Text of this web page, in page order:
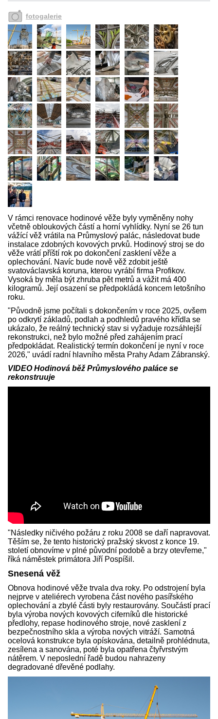
fotogalerie
V rámci renovace hodinové věže byly vyměněny nohy
včetně obloukových částí a horní vyhlídky. Nyní se 26 tun
vážící věž vrátila na Průmyslový palác, následovat bude
instalace zdobných kovových prvků. Hodinový stroj se do
věže vrátí příští rok po dokončení zasklení věže a
oplechování. Navíc bude nově věž zdobit ještě
svatováclavská koruna, kterou vyrábí firma Profikov.
Vysoká by měla být zhruba pět metrů a vážit má 400
kilogramů. Její osazení se předpokládá koncem letošního
roku.
"Původně jsme počítali s dokončením v roce 2025, ovšem
po odkrytí základů, podlah a podhledů pravého křídla se
ukázalo, že reálný technický stav si vyžaduje rozsáhlejší
rekonstrukci, než bylo možné před zahájením prací
předpokládat. Realistický termín dokončení je nyní v roce
2026," uvádí radní hlavního města Prahy Adam Zábranský.
VIDEO Hodinová běž Průmyslového paláce se
rekonstruuje
"Následky ničivého požáru z roku 2008 se daří napravovat.
Těším se, že tento historický pražský skvost z konce 19.
století obnovíme v plné původní podobě a brzy otevřeme,"
říká náměstek primátora Jiří Pospíšil.
Snesená věž
Obnova hodinové věže trvala dva roky. Po odstrojení byla
nejprve v ateliérech vyrobena část nového pasířského
oplechování a zbylé části byly restaurovány. Součástí prací
byla výroba nových kovových ciferníků dle historické
předlohy, repase hodinového stroje, nové zasklení z
bezpečnostního skla a výroba nových vitráží. Samotná
ocelová konstrukce byla opískována, detailně prohlédnuta,
zesílena a sanována, poté byla opatřena čtyřvrstvým
nátěrem. V neposlední řadě budou nahrazeny
degradované dřevěné podlahy.